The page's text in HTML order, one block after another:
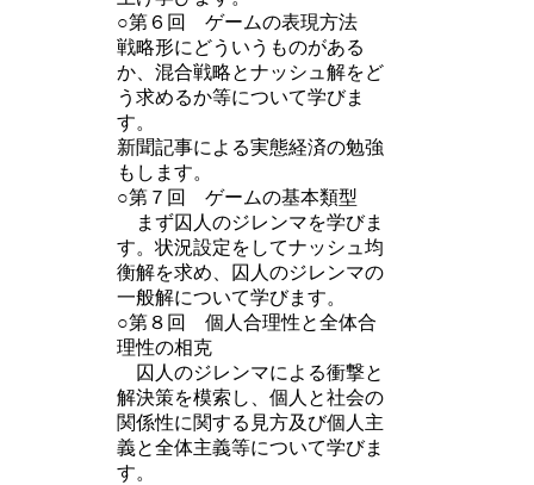
○第６回 ゲームの表現方法
戦略形にどういうものがある
か、混合戦略とナッシュ解をど
う求めるか等について学びま
す。
新聞記事による実態経済の勉強
もします。
○第７回 ゲームの基本類型
まず囚人のジレンマを学びま
す。状況設定をしてナッシュ均
衡解を求め、囚人のジレンマの
一般解について学びます。
○第８回 個人合理性と全体合
理性の相克
囚人のジレンマによる衝撃と
解決策を模索し、個人と社会の
関係性に関する見方及び個人主
義と全体主義等について学びま
す。